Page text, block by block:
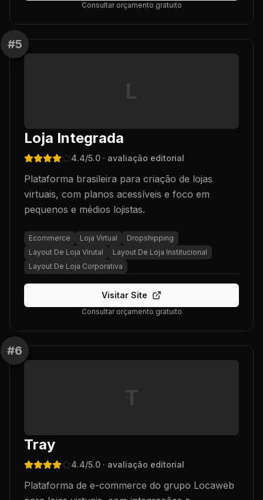
Consultar orçamento gratuito
#5
L
Loja Integrada
4.4/5.0 · avaliação editorial
Plataforma brasileira para criação de lojas
virtuais, com planos acessíveis e foco em
pequenos e médios lojistas.
Ecommerce Loja Virtual
Dropshipping
Layout De Loja Virutal
Layout De Loja Institucional
Layout De Loja Corporativa
Visitar Site
Consultar orçamento gratuito
#6
T
Tray
4.4/5.0 · avaliação editorial
Plataforma de e-commerce do grupo Locaweb